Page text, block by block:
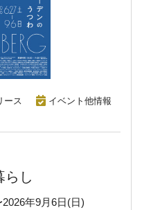
らし
ース
イベント他情報
2026年9月6日(日)